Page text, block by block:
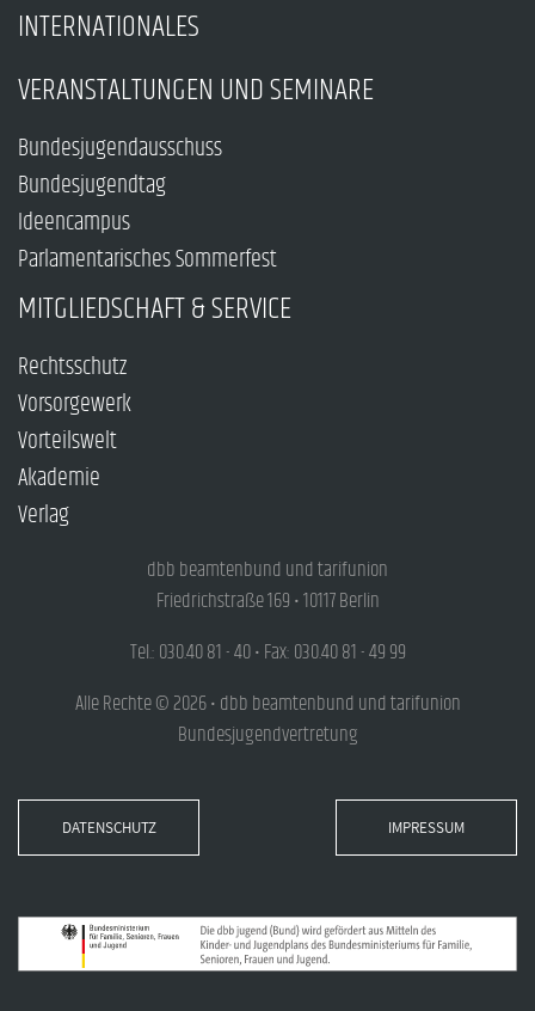
INTERNATIONALES
VERANSTALTUNGEN UND SEMINARE
Bundesjugendausschuss
Bundesjugendtag
Ideencampus
Parlamentarisches Sommerfest
MITGLIEDSCHAFT & SERVICE
Rechtsschutz
Vorsorgewerk
Vorteilswelt
Akademie
Verlag
dbb beamtenbund und tarifunion
Friedrichstraße 169 • 10117 Berlin
Tel.: 030.40 81 - 40 • Fax: 030.40 81 - 49 99
Alle Rechte © 2026 • dbb beamtenbund und tarifunion
Bundesjugendvertretung
DATENSCHUTZ IMPRESSUM